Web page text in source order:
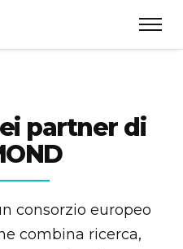
partner di
consorzio europeo
combina ricerca,